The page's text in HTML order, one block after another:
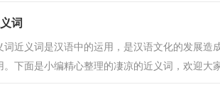
词
词近义词是汉语中的运用，是汉语文化的发展
。下面是小编精心整理的凄凉的近义词，欢迎大